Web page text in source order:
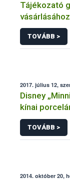
Tájékozató
vásárlásához
TOVÁBB >
2017. július 12,
Disney
kínai
a forgalomból
TOVÁBB >
2014. október 20,